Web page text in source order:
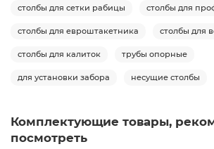
столбы для сетки рабицы столбы для
столбы для евроштакетника столбы для
столбы для калиток трубы опорные
для установки забора несущие столбы
Комплектующие товары,
посмотреть